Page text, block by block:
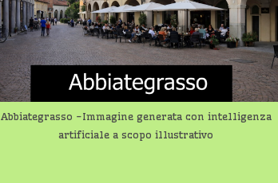
Abbiategrasso -Immagine generata con intelligenza
artificiale a scopo illustrativo